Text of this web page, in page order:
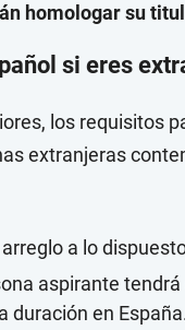
homologar su
si eres
los requisitos
extranjeras
a lo
aspirante
duración en